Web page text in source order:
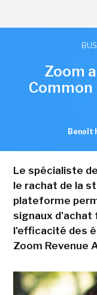
Zoom
Common
Benoît
Le spécialiste
le rachat de la
plateforme
signaux d'achat
l'efficacité des
Zoom Revenue